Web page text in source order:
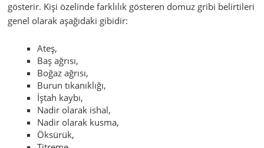
gösterir. Kişi özelinde farklılık gösteren domuz gribi belirtileri
genel olarak aşağıdaki gibidir:
Ateş,
Baş ağrısı,
Boğaz ağrısı,
Burun tıkanıklığı,
İştah kaybı,
Nadir olarak ishal,
Nadir olarak kusma,
Öksürük,